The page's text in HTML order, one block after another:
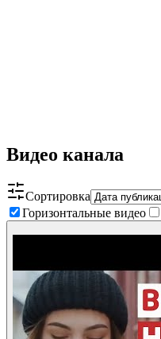
Видео канала
Сортировка
Горизонтальные видео